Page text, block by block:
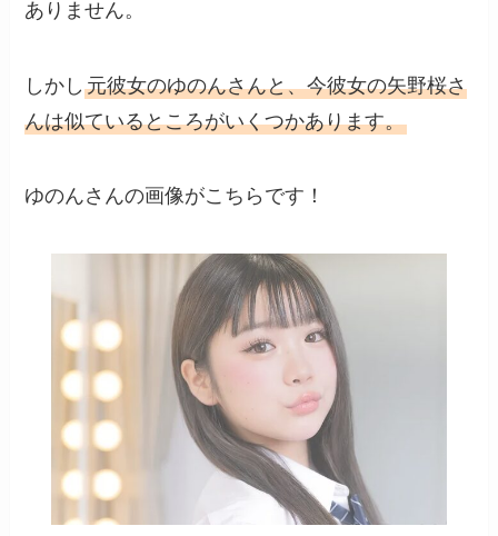
ありません。
しかし元彼女のゆのんさんと、今彼女の矢野桜さ
んは似ているところがいくつかあります。
ゆのんさんの画像がこちらです！